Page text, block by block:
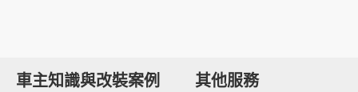
車主知識與改裝案例 其他服務